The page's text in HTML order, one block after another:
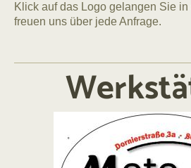
Klick auf das Logo gelangen Sie
freuen uns über jede Anfrage.